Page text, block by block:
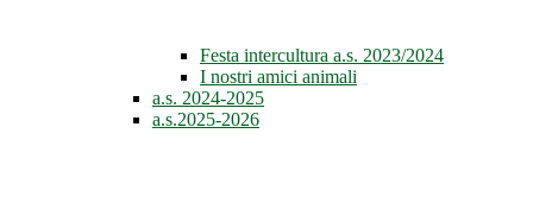
Festa intercultura a.s. 2023/2024
I nostri amici animali
a.s. 2024-2025
a.s.2025-2026